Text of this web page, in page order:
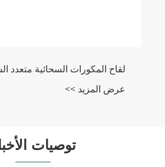
لقاح المكورات السحائية متعدد
عرض المزيد >>
توصيات